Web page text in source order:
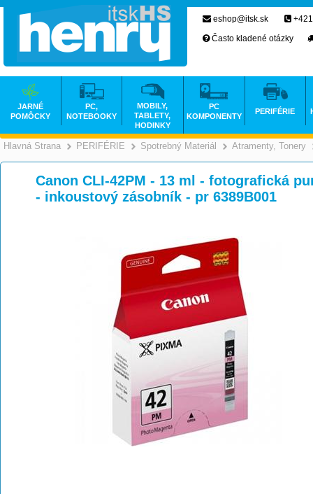
Hlavná Strana >
PERIFÉRIE >
Spotrebný Materiál >
Atramenty, Tonery
Canon CLI-42PM - 13 ml - fotografická
- inkoustový zásobník - pr 6389B001
eshop@itsk.sk
Často kladené otázky
JARNÉ
POMÔCKY
PC,
NOTEBOOKY
MOBILY,
TABLETY,
HODINKY
PC
KOMPONENTY
PERIFÉRIE